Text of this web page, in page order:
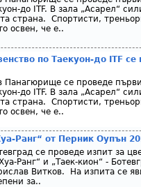
до ITF. В зала „Асарел“
страна. Спортисти,
освен, че е..
по Таекуон-до ITF
Панагюрище се проведе
до ITF. В зала „Асарел“
страна. Спортисти,
освен, че е..
Ранг“ от Перник Оупън
се проведе изпит за
Ранг“ и „Таек-кион“ -
Витков. На изпита се
за..